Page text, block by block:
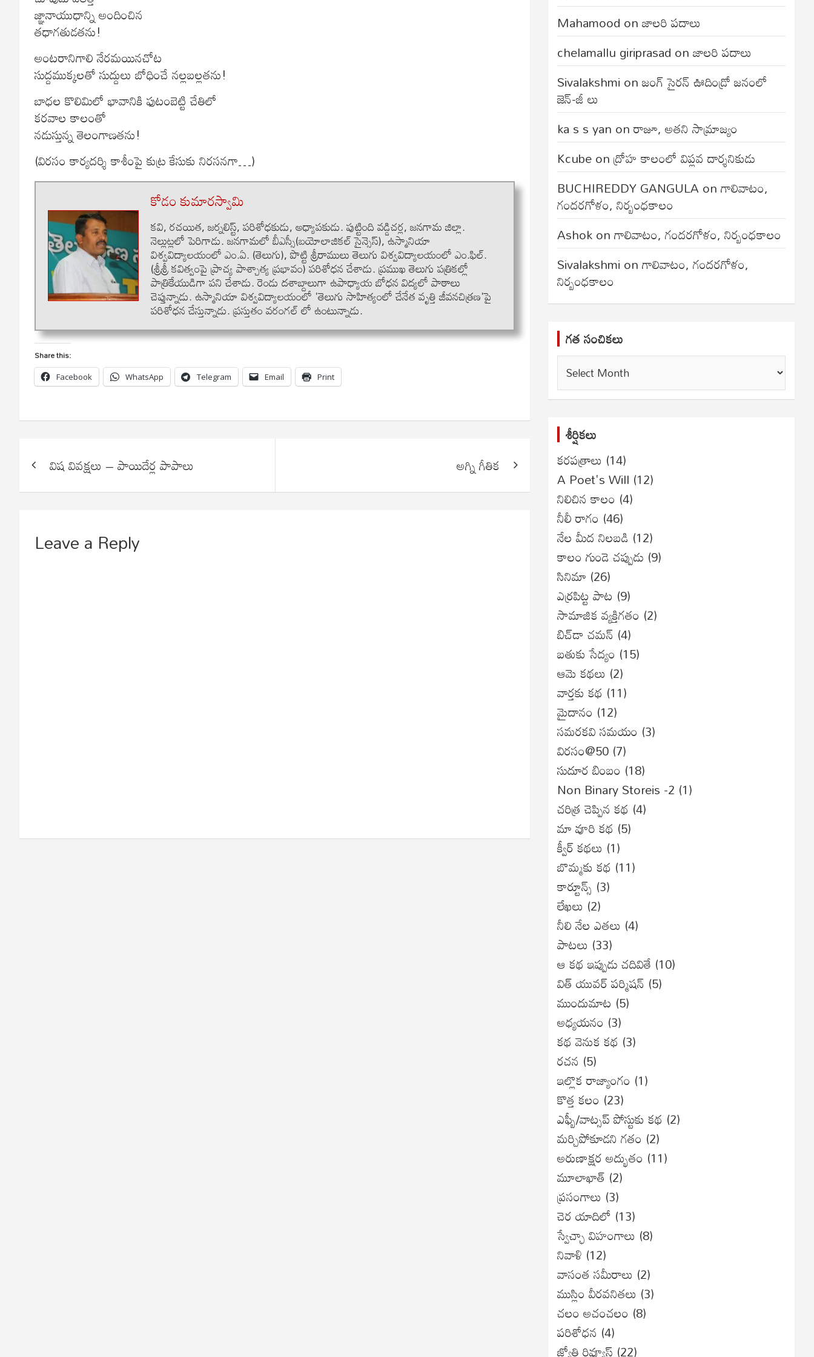
జ్ఞానాయుధాన్ని అందించిన
తధాగతుడతను!
అంటరానిగాలి నేరమయినచోట
సుద్దముక్కలతో సుద్దులు బోధించే నల్లబల్లతను!
బాధల కొలిమిలో భావానికి ఫుటంబెట్టి చేతిలో
కరవాల కాలంతో
నడుస్తున్న తెలంగాణతను!
(విరసం కార్యదర్శి కాశీంపై కుట్ర కేసుకు నిరసనగా…)
కోడం కుమారస్వామి
కవి, రచయిత, జర్నలిస్ట్, పరిశోధకుడు, అధ్యాపకుడు. పుట్టింది వడ్డిచర్ల, జనగామ జిల్లా.
నెల్లుట్లలో పెరిగాడు. జనగామలో బీఎస్సీ(బయోలాజికల్ సైన్సెస్), ఉస్మానియా
విశ్వవిద్యాలయంలో ఎం.ఏ. (తెలుగు), పొట్టి శ్రీరాములు తెలుగు విశ్వవిద్యాలయంలో ఎం.ఫిల్.
(శ్రీశ్రీ కవిత్వంపై ప్రాచ్య పాశ్చాత్య ప్రభావం) పరిశోధన చేశాడు. ప్రముఖ తెలుగు పత్రికల్లో
పాత్రికేయుడిగా పని చేశాడు. రెండు దశాబ్దాలుగా ఉపాధ్యాయ బోధన విద్యలో పాఠాలు
చెప్తున్నాడు. ఉస్మానియా విశ్వవిద్యాలయంలో 'తెలుగు సాహిత్యంలో చేనేత వృత్తి జీవనచిత్రణ'పై
పరిశోధన చేస్తున్నాడు. ప్రస్తుతం వరంగల్ లో ఉంటున్నాడు.
Share this:
Facebook WhatsApp Telegram Email Print
navigation
విష వివక్షలు – పాయిదేర్ల పాపాలు అగ్ని గీతిక
Leave a Reply
Mahamood onజాలరి పదాలు
chelamallu giriprasad onజాలరి పదాలు
Sivalakshmi onజంగ్‌ సైరన్‌ ఊదిండ్రో జనంలో
జెన్-జీ లు
ka s s yan onరాజూ, అతని సామ్రాజ్యం
Kcubeonద్రోహ కాలంలో విప్లవ దార్శనికుడు
BUCHIREDDY GANGULA onగాలివాటం,
గందరగోళం, నిర్బంధకాలం
Ashokonగాలివాటం, గందరగోళం, నిర్బంధకాలం
Sivalakshmi onగాలివాటం, గందరగోళం,
నిర్బంధకాలం
గత సంచికలు
గత
సంచికలు
శీర్షికలు
కరపత్రాలు (14)
A Poet's Will (12)
నిలిచిన కాలం (4)
నీలీ రాగం (46)
నేల మీద నిలబడి (12)
కాలం గుండె చప్పుడు (9)
సినిమా (26)
ఎర్రపిట్ట పాట (9)
సామాజిక వ్యక్తిగతం (2)
బిచ్‌డా చమన్ (4)
బతుకు సేద్యం (15)
ఆమె కథలు (2)
వార్తకు కథ (11)
మైదానం (12)
సమరకవి సమయం (3)
విరసం@50 (7)
సుదూర బింబం (18)
Non Binary Storeis -2 (1)
చరిత్ర చెప్పిన కథ (4)
మా వూరి కథ (5)
క్వీర్ కథలు (1)
బొమ్మకు కథ (11)
కార్టూన్స్ (3)
లేఖలు (2)
నీలి నేల ఎతలు (4)
పాటలు (33)
ఆ కథ ఇప్పుడు చదివితే (10)
విత్ యువర్ పర్మిషన్ (5)
ముందుమాట (5)
అధ్యయనం (3)
కథ వెనుక కథ (3)
రచన (5)
ఇల్లొక రాజ్యాంగం (1)
కొత్త కలం (23)
ఎఫ్బీ/వాట్సప్ పోస్టుకు కథ (2)
మర్చిపోకూడని గతం (2)
అరుణాక్షర అద్భుతం (11)
మూలాఖాత్ (2)
ప్రసంగాలు (3)
చెర యాదిలో (13)
స్వేచ్ఛా విహంగాలు (8)
నివాళి (12)
వాసంత సమీరాలు (2)
ముస్లిం వీరవనితలు (3)
చలం అచంచలం (8)
ప‌రిశోధ‌న‌ (4)
జ్యోతి రివ్యూస్ (22)